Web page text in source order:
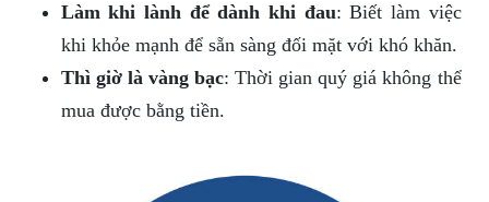
Làm khi lành để dành khi đau: Biết làm việc
khi khỏe mạnh để sẵn sàng đối mặt với khó khăn.
Thì giờ là vàng bạc: Thời gian quý giá không thể
mua được bằng tiền.